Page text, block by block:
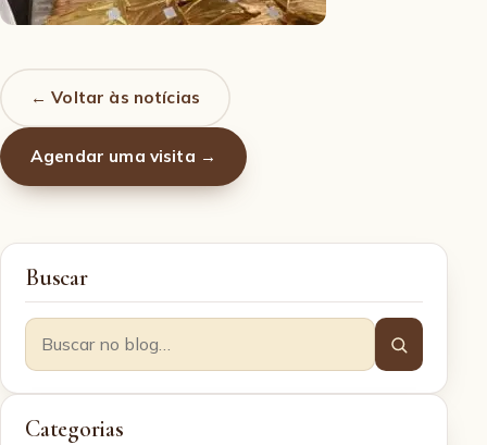
← Voltar às notícias
Agendar uma visita →
Buscar
Categorias